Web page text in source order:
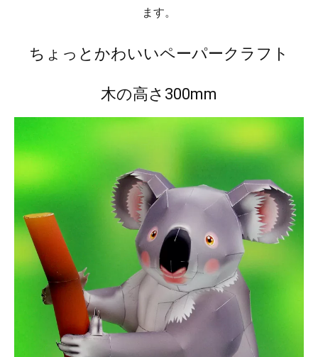
ます。
ちょっとかわいいペーパークラフト
木の高さ300mm